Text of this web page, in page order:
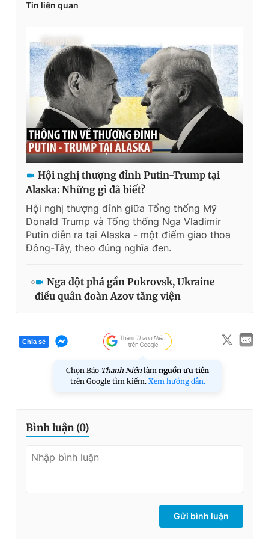
Tin liên quan
Hội nghị thượng đỉnh Putin-Trump tại
Alaska: Những gì đã biết?
Hội nghị thượng đỉnh giữa Tổng thống Mỹ
Donald Trump và Tổng thống Nga Vladimir
Putin diễn ra tại Alaska - một điểm giao thoa
Đông-Tây, theo đúng nghĩa đen.
Nga đột phá gần Pokrovsk, Ukraine
điều quân đoàn Azov tăng viện
Chia sẻ
Chọn Báo Thanh Niên làm nguồn ưu tiên
trên Google tìm kiếm. Xem hướng dẫn.
Bình luận (0)
Gửi bình luận